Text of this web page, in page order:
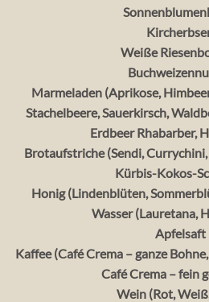
Weiße
Marmeladen (Aprikose,
Stachelbeere, Sauerkirsch,
Erdbeer Rhabarber,
Brotaufstriche (Sendi,
Kürbis-Kokos-
Honig (Lindenblüten,
Wasser (Lauretana,
Apfelsaft
Kaffee (Café Crema – ganze
Café Crema – fein
Wein (Rot,